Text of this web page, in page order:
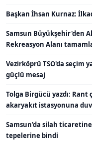
Başkan İhsan Kurnaz:
Samsun Büyükşehir'den
Rekreasyon Alanı
Vezirköprü TSO'da seçim
güçlü mesaj
Tolga Birgücü yazdı: Rant
akaryakıt istasyonuna
Samsun'da silah
tepelerine bindi